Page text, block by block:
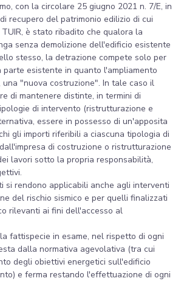
con la circolare 25 giugno 2021 n. 7/E, in
recupero del patrimonio edilizio di cui
è stato ribadito che qualora la
senza demolizione dell'edificio esistente
stesso, la detrazione compete solo per
esistente in quanto l'ampliamento
una "nuova costruzione". In tale caso il
di mantenere distinte, in termini di
di intervento (ristrutturazione e
essere in possesso di un'apposita
gli importi riferibili a ciascuna tipologia di
di costruzione o ristrutturazione
lavori sotto la propria responsabilità,
si rendono applicabili anche agli interventi
del rischio sismico e per quelli finalizzati
rilevanti ai fini dell'accesso al
fattispecie in esame, nel rispetto di ogni
dalla normativa agevolativa (tra cui
degli obiettivi energetici sull'edificio
e ferma restando l'effettuazione di ogni